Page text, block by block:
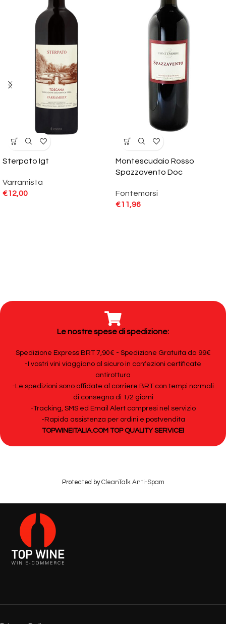
Sterpato Igt
Varramista
€12,00
Montescudaio Rosso
Spazzavento Doc
Fontemorsi
€11,96
Le nostre spese di spedizione:
Spedizione Express BRT 7,90€ - Spedizione Gratuita da 99€
-I vostri vini viaggiano al sicuro in confezioni certificate
antirottura
-Le spedizioni sono affidate al corriere BRT con tempi normali
di consegna di 1/2 giorni
-Tracking, SMS ed Email Alert compresi nel servizio
-Rapida assistenza per ordini e postvendita
TOPWINEITALIA.COM TOP QUALITY SERVICE!
Protected byCleanTalk Anti-Spam